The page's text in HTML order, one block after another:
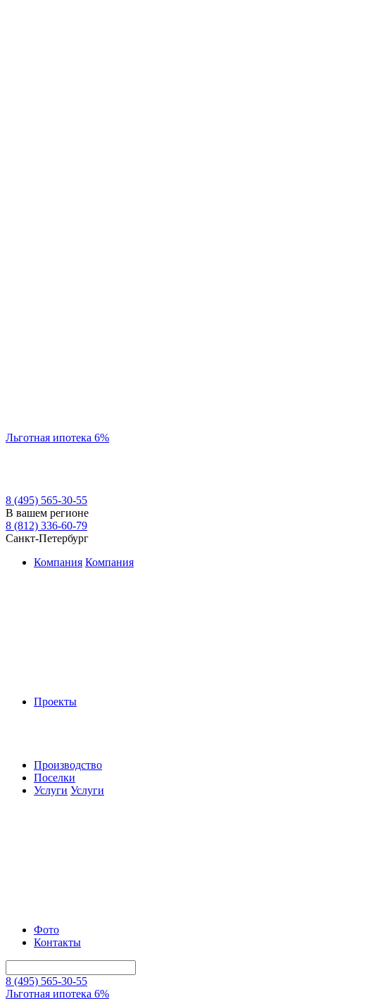
Льготная ипотека 6%
8 (495) 565-30-55
В вашем регионе
8 (812) 336-60-79
Санкт-Петербург
Компания Компания
Проекты
Производство
Поселки
Услуги Услуги
Фото
Контакты
8 (495) 565-30-55
Льготная ипотека 6%